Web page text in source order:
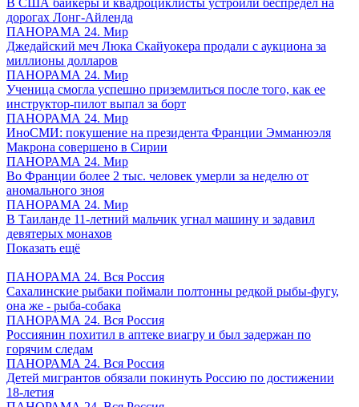
В США байкеры и квадроциклисты устроили беспредел на
дорогах Лонг-Айленда
ПАНОРАМА 24. Мир
Джедайский меч Люка Скайуокера продали с аукциона за
миллионы долларов
ПАНОРАМА 24. Мир
Ученица смогла успешно приземлиться после того, как ее
инструктор-пилот выпал за борт
ПАНОРАМА 24. Мир
ИноСМИ: покушение на президента Франции Эмманюэля
Макрона совершено в Сирии
ПАНОРАМА 24. Мир
Во Франции более 2 тыс. человек умерли за неделю от
аномального зноя
ПАНОРАМА 24. Мир
В Таиланде 11-летний мальчик угнал машину и задавил
девятерых монахов
Показать ещё
ПАНОРАМА 24. Вся Россия
Сахалинские рыбаки поймали полтонны редкой рыбы-фугу,
она же - рыба-собака
ПАНОРАМА 24. Вся Россия
Россиянин похитил в аптеке виагру и был задержан по
горячим следам
ПАНОРАМА 24. Вся Россия
Детей мигрантов обязали покинуть Россию по достижении
18-летия